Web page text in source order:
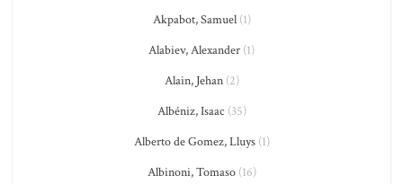
Akpabot, Samuel(1)
Alabiev, Alexander (1)
Alain, Jehan(2)
Albéniz, Isaac (35)
Alberto de Gomez, Lluys(1)
Albinoni, Tomaso(16)